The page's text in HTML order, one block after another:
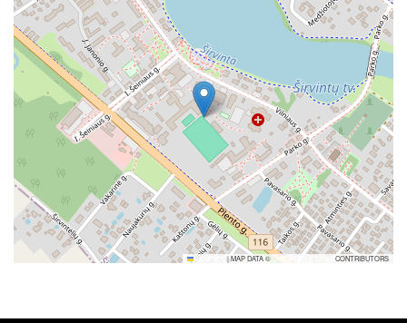
LEAFLET |MAP DATA ©OPENSTREETMAP CONTRIBUTORS